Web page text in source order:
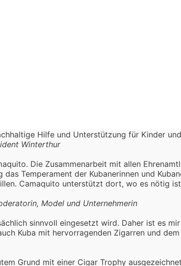
Hilfe und Unterstützung für Kinder
Winterthur
Die Zusammenarbeit mit allen
Temperament der Kubanerinnen und
Camaquito unterstützt dort, wo es nötig
Model und Unternehmerin
sinnvoll eingesetzt wird. Daher ist es
Kuba mit hervorragenden Zigarren und
Grund mit einer Cigar Trophy